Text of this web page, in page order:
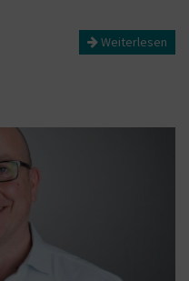
Weiterlesen